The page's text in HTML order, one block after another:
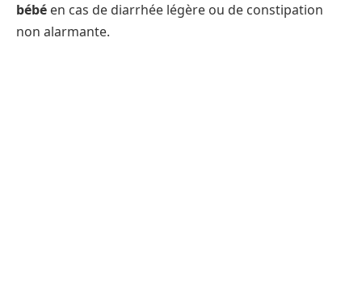
bébé en cas de diarrhée légère ou de constipation
non alarmante.